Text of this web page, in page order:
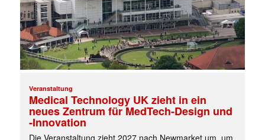
Veranstaltung
Medical Technology UK zieht in ein
neues Zentrum für MedTech-Design und
-Innovation